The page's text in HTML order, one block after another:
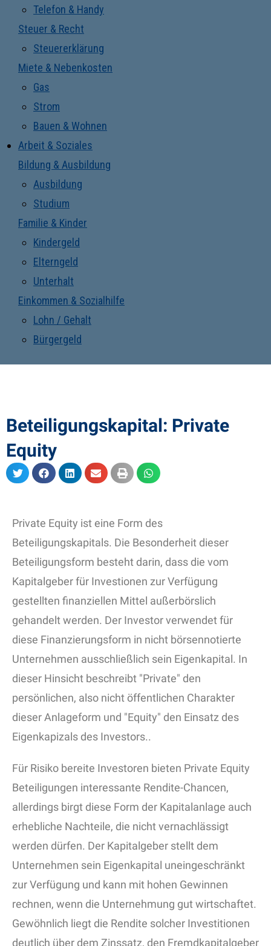
Telefon & Handy
Steuer & Recht
Steuererklärung
Miete & Nebenkosten
Gas
Strom
Bauen & Wohnen
Arbeit & Soziales
Bildung & Ausbildung
Ausbildung
Studium
Familie & Kinder
Kindergeld
Elterngeld
Unterhalt
Einkommen & Sozialhilfe
Lohn / Gehalt
Bürgergeld
Beteiligungskapital: Private
Equity
Private Equity ist eine Form des
Beteiligungskapitals. Die Besonderheit dieser
Beteiligungsform besteht darin, dass die vom
Kapitalgeber für Investionen zur Verfügung
gestellten finanziellen Mittel außerbörslich
gehandelt werden. Der Investor verwendet für
diese Finanzierungsform in nicht börsennotierte
Unternehmen ausschließlich sein Eigenkapital. In
dieser Hinsicht beschreibt "Private" den
persönlichen, also nicht öffentlichen Charakter
dieser Anlageform und "Equity" den Einsatz des
Eigenkapizals des Investors..
Für Risiko bereite Investoren bieten Private Equity
Beteiligungen interessante Rendite-Chancen,
allerdings birgt diese Form der Kapitalanlage auch
erhebliche Nachteile, die nicht vernachlässigt
werden dürfen. Der Kapitalgeber stellt dem
Unternehmen sein Eigenkapital uneingeschränkt
zur Verfügung und kann mit hohen Gewinnen
rechnen, wenn die Unternehmung gut wirtschaftet.
Gewöhnlich liegt die Rendite solcher Investitionen
deutlich über dem Zinssatz, den Fremdkapitalgeber